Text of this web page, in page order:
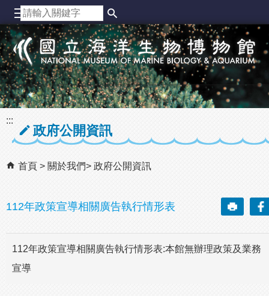
跳到主要內容區塊
:::
政府公開資訊
首頁 關於我們 政府公開資訊
112年政策宣導相關廣告執行情形表
112年政策宣導相關廣告執行情形表:本館無辦理政策及業務
宣導